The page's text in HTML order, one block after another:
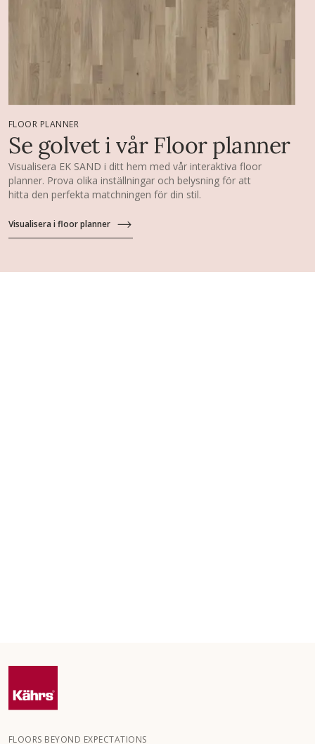
FLOOR PLANNER
Se golvet i vår Floor planner
Visualisera EK SAND i ditt hem med vår interaktiva floor
planner. Prova olika inställningar och belysning för att
hitta den perfekta matchningen för din stil.
Visualisera i floor planner
FLOORS BEYOND EXPECTATIONS